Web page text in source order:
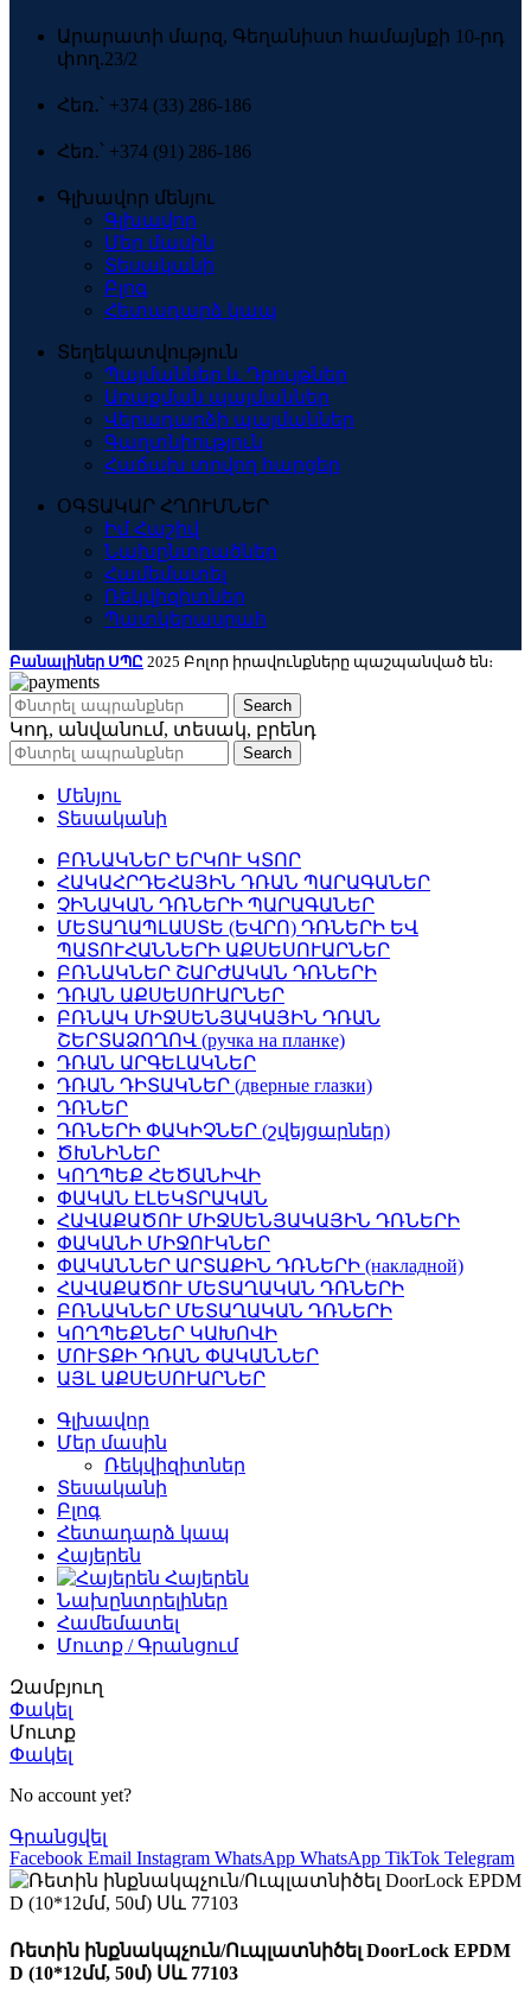
Արարատի մարզ, Գեղանիստ համայնքի 10-րդ
փող.23/2
Հեռ․՝ +374 (33) 286-186
Հեռ․՝ +374 (91) 286-186
Գլխավոր մենյու
Գլխավոր
Մեր մասին
Տեսականի
Բլոգ
Հետադարձ կապ
Տեղեկատվություն
Պայմաններ և Դրույթներ
Առաքման պայմաններ
Վերադարձի պայմաններ
Գաղտնիություն
Հաճախ տրվող հարցեր
ՕԳՏԱԿԱՐ ՀՂՈՒՄՆԵՐ
Իմ Հաշիվ
Նախընտրածներ
Համեմատել
Ռեկվիզիտներ
Պատկերասրահ
Բանալիներ ՍՊԸ 2025 Բոլոր իրավունքները պաշպանված են։
Search
Կոդ, անվանում, տեսակ, բրենդ
Search
Մենյու
Տեսականի
ԲՌՆԱԿՆԵՐ ԵՐԿՈՒ ԿՏՈՐ
ՀԱԿԱՀՐԴԵՀԱՅԻՆ ԴՌԱՆ ՊԱՐԱԳԱՆԵՐ
ՉԻՆԱԿԱՆ ԴՌՆԵՐԻ ՊԱՐԱԳԱՆԵՐ
ՄԵՏԱՂԱՊԼԱՍՏԵ (ԵՎՐՈ) ԴՌՆԵՐԻ ԵՎ
ՊԱՏՈՒՀԱՆՆԵՐԻ ԱՔՍԵՍՈՒԱՐՆԵՐ
ԲՌՆԱԿՆԵՐ ՇԱՐԺԱԿԱՆ ԴՌՆԵՐԻ
ԴՌԱՆ ԱՔՍԵՍՈՒԱՐՆԵՐ
ԲՌՆԱԿ ՄԻՋՍԵՆՅԱԿԱՅԻՆ ԴՌԱՆ
ՇԵՐՏԱՁՈՂՈՎ (ручка на планке)
ԴՌԱՆ ԱՐԳԵԼԱԿՆԵՐ
ԴՌԱՆ ԴԻՏԱԿՆԵՐ (дверные глазки)
ԴՌՆԵՐ
ԴՌՆԵՐԻ ՓԱԿԻՉՆԵՐ (շվեյցարներ)
ԾԽՆԻՆԵՐ
ԿՈՂՊԵՔ ՀԵԾԱՆԻՎԻ
ՓԱԿԱՆ ԷԼԵԿՏՐԱԿԱՆ
ՀԱՎԱՔԱԾՈՒ ՄԻՋՍԵՆՅԱԿԱՅԻՆ ԴՌՆԵՐԻ
ՓԱԿԱՆԻ ՄԻՋՈՒԿՆԵՐ
ՓԱԿԱՆՆԵՐ ԱՐՏԱՔԻՆ ԴՌՆԵՐԻ (накладной)
ՀԱՎԱՔԱԾՈՒ ՄԵՏԱՂԱԿԱՆ ԴՌՆԵՐԻ
ԲՌՆԱԿՆԵՐ ՄԵՏԱՂԱԿԱՆ ԴՌՆԵՐԻ
ԿՈՂՊԵՔՆԵՐ ԿԱԽՈՎԻ
ՄՈՒՏՔԻ ԴՌԱՆ ՓԱԿԱՆՆԵՐ
ԱՅԼ ԱՔՍԵՍՈՒԱՐՆԵՐ
Գլխավոր
Մեր մասին
Ռեկվիզիտներ
Տեսականի
Բլոգ
Հետադարձ կապ
Հայերեն
Հայերեն
Նախընտրելիներ
Համեմատել
Մուտք / Գրանցում
Զամբյուղ
Փակել
Մուտք
Փակել
No account yet?
Գրանցվել
Facebook Email Instagram WhatsApp WhatsApp TikTok Telegram
Ռետին ինքնակպչուն/Ուպլատնիծել DoorLock EPDM
D (10*12մմ, 50մ) Սև 77103